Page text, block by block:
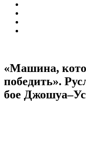
«Машина,
победить».
бое